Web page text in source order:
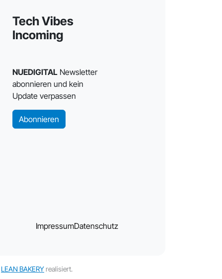
Tech Vibes
Incoming
NUEDIGITALNewsletter
abonnieren und kein
Update verpassen
Abonnieren
ImpressumDatenschutz
LEAN BAKERYrealisiert.